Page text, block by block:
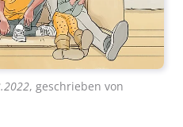
, geschrieben von